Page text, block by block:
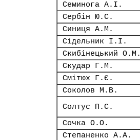
Семинога А.І.
Сербін Ю.С.
Синиця А.М.
Сідельник І.І.
Скибінецький О.М.
Скудар Г.М.
Смітюх Г.Є.
Соколов М.В.
Солтус П.С.
Сочка О.О.
Степаненко А.А.